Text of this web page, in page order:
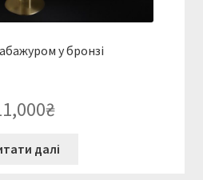
у бронзі
₴
далі